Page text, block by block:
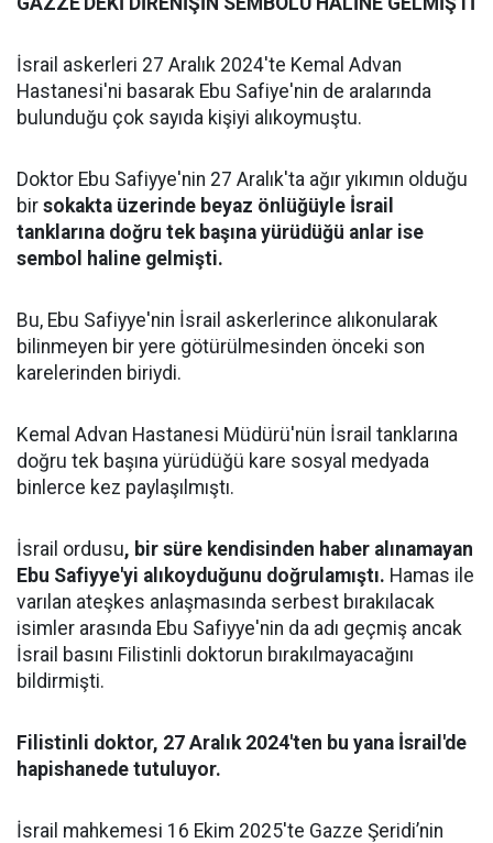
İsrail askerleri 27 Aralık 2024'te Kemal Advan
Hastanesi'ni basarak Ebu Safiye'nin de aralarında
bulunduğu çok sayıda kişiyi alıkoymuştu.
Doktor Ebu Safiyye'nin 27 Aralık'ta ağır yıkımın olduğu
bir sokakta üzerinde beyaz önlüğüyle İsrail
tanklarına doğru tek başına yürüdüğü anlar ise
sembol haline gelmişti.
Bu, Ebu Safiyye'nin İsrail askerlerince alıkonularak
bilinmeyen bir yere götürülmesinden önceki son
karelerinden biriydi.
Kemal Advan Hastanesi Müdürü'nün İsrail tanklarına
doğru tek başına yürüdüğü kare sosyal medyada
binlerce kez paylaşılmıştı.
İsrail ordusu, bir süre kendisinden haber alınamayan
Ebu Safiyye'yi alıkoyduğunu doğrulamıştı. Hamas ile
varılan ateşkes anlaşmasında serbest bırakılacak
isimler arasında Ebu Safiyye'nin da adı geçmiş ancak
İsrail basını Filistinli doktorun bırakılmayacağını
bildirmişti.
Filistinli doktor, 27 Aralık 2024'ten bu yana İsrail'de
hapishanede tutuluyor.
İsrail mahkemesi 16 Ekim 2025'te Gazze Şeridi’nin